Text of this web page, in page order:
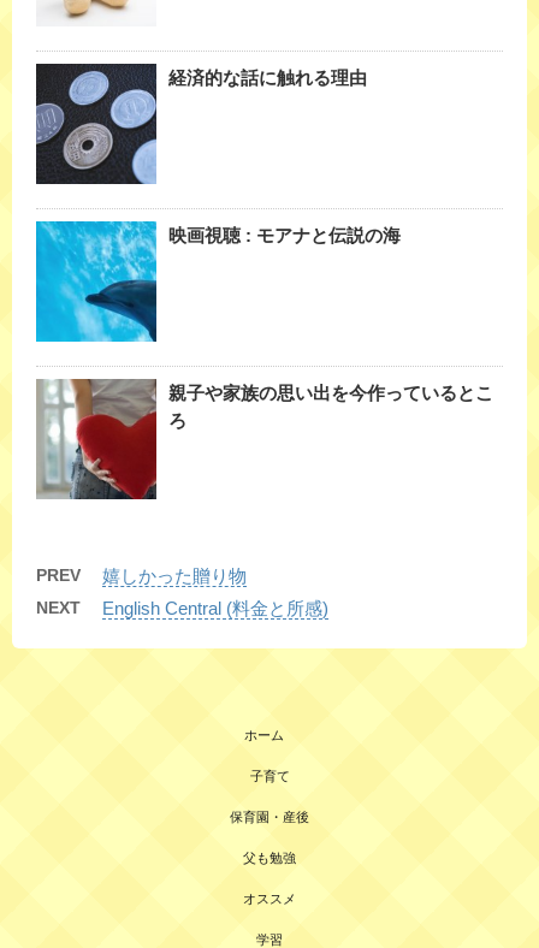
経済的な話に触れる理由
映画視聴 : モアナと伝説の海
親子や家族の思い出を今作っているとこ
ろ
PREV 嬉しかった贈り物
NEXT English Central (料金と所感)
ホーム
子育て
保育園・産後
父も勉強
オススメ
学習